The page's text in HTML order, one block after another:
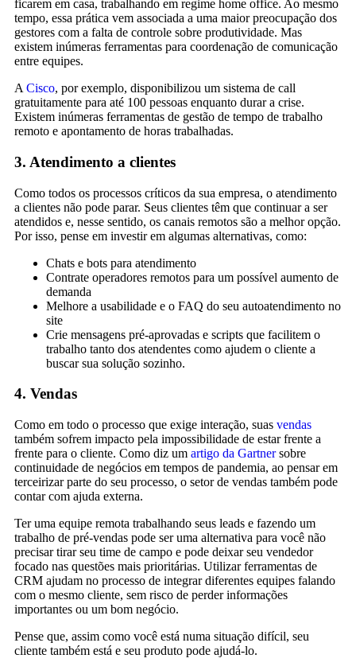
ficarem em casa, trabalhando em regime home office. Ao mesmo
tempo, essa prática vem associada a uma maior preocupação dos
gestores com a falta de controle sobre produtividade. Mas
existem inúmeras ferramentas para coordenação de comunicação
entre equipes.
A Cisco, por exemplo, disponibilizou um sistema de call
gratuitamente para até 100 pessoas enquanto durar a crise.
Existem inúmeras ferramentas de gestão de tempo de trabalho
remoto e apontamento de horas trabalhadas.
3. Atendimento a clientes
Como todos os processos críticos da sua empresa, o atendimento
a clientes não pode parar. Seus clientes têm que continuar a ser
atendidos e, nesse sentido, os canais remotos são a melhor opção.
Por isso, pense em investir em algumas alternativas, como:
Chats e bots para atendimento
Contrate operadores remotos para um possível aumento de
demanda
Melhore a usabilidade e o FAQ do seu autoatendimento no
site
Crie mensagens pré-aprovadas e scripts que facilitem o
trabalho tanto dos atendentes como ajudem o cliente a
buscar sua solução sozinho.
4. Vendas
Como em todo o processo que exige interação, suas vendas
também sofrem impacto pela impossibilidade de estar frente a
frente para o cliente. Como diz um artigo da Gartnersobre
continuidade de negócios em tempos de pandemia, ao pensar em
terceirizar parte do seu processo, o setor de vendas também pode
contar com ajuda externa.
Ter uma equipe remota trabalhando seus leads e fazendo um
trabalho de pré-vendas pode ser uma alternativa para você não
precisar tirar seu time de campo e pode deixar seu vendedor
focado nas questões mais prioritárias. Utilizar ferramentas de
CRM ajudam no processo de integrar diferentes equipes falando
com o mesmo cliente, sem risco de perder informações
importantes ou um bom negócio.
Pense que, assim como você está numa situação difícil, seu
cliente também está e seu produto pode ajudá-lo.